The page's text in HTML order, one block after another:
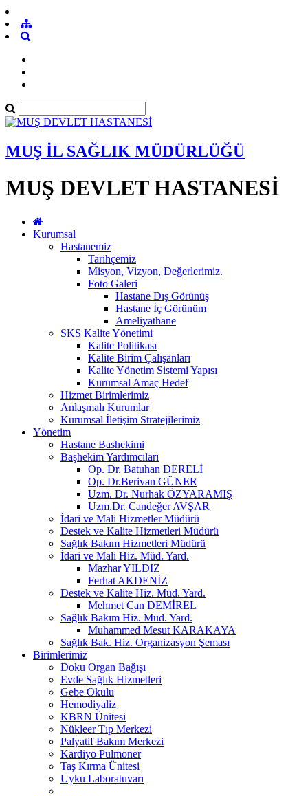
MUŞ İL SAĞLIK MÜDÜRLÜĞÜ
MUŞ DEVLET HASTANESİ
Kurumsal
Hastanemiz
Tarihçemiz
Misyon, Vizyon, Değerlerimiz.
Foto Galeri
Hastane Dış Görünüş
Hastane İç Görünüm
Ameliyathane
SKS Kalite Yönetimi
Kalite Politikası
Kalite Birim Çalışanları
Kalite Yönetim Sistemi Yapısı
Kurumsal Amaç Hedef
Hizmet Birimlerimiz
Anlaşmalı Kurumlar
Kurumsal İletişim Stratejilerimiz
Yönetim
Hastane Bashekimi
Başhekim Yardımcıları
Op. Dr. Batuhan DERELİ
Op. Dr.Berivan GÜNER
Uzm. Dr. Nurhak ÖZYARAMIŞ
Uzm.Dr. Candeğer AVŞAR
İdari ve Mali Hizmetler Müdürü
Destek ve Kalite Hizmetleri Müdürü
Sağlık Bakım Hizmetleri Müdürü
İdari ve Mali Hiz. Müd. Yard.
Mazhar YILDIZ
Ferhat AKDENİZ
Destek ve Kalite Hiz. Müd. Yard.
Mehmet Can DEMİREL
Sağlık Bakım Hiz. Müd. Yard.
Muhammed Mesut KARAKAYA
Sağlık Bak. Hiz. Organizasyon Şeması
Birimlerimiz
Doku Organ Bağışı
Evde Sağlık Hizmetleri
Gebe Okulu
Hemodiyaliz
KBRN Ünitesi
Nükleer Tıp Merkezi
Palyatif Bakım Merkezi
Kardiyo Pulmoner
Taş Kırma Ünitesi
Uyku Laboratuvarı